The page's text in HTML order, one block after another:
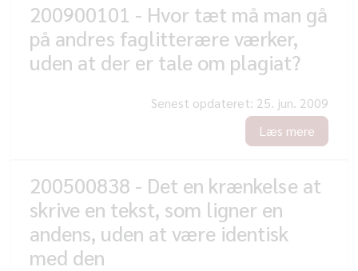
200900101 - Hvor tæt må man gå
på andres faglitterære værker,
uden at der er tale om plagiat?
Senest opdateret: 25. jun. 2009
Læs mere
200500838 - Det en krænkelse at
skrive en tekst, som ligner en
andens, uden at være identisk
med den